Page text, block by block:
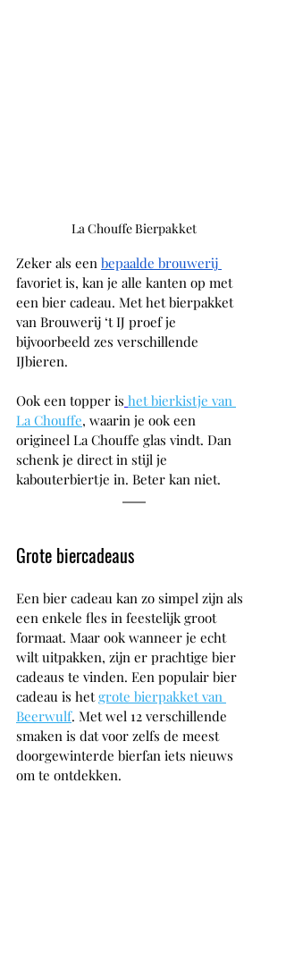
La Chouffe Bierpakket
Zeker als een bepaalde brouwerij
favoriet is, kan je alle kanten op met
een bier cadeau. Met het bierpakket
van Brouwerij ‘t IJ proef je
bijvoorbeeld zes verschillende
IJbieren.
Ook een topper is het bierkistje van
La Chouffe, waarin je ook een
origineel La Chouffe glas vindt. Dan
schenk je direct in stijl je
kabouterbiertje in. Beter kan niet.
Grote biercadeaus
Een bier cadeau kan zo simpel zijn als
een enkele fles in feestelijk groot
formaat. Maar ook wanneer je echt
wilt uitpakken, zijn er prachtige bier
cadeaus te vinden. Een populair bier
cadeau is het grote bierpakket van
Beerwulf. Met wel 12 verschillende
smaken is dat voor zelfs de meest
doorgewinterde bierfan iets nieuws
om te ontdekken.